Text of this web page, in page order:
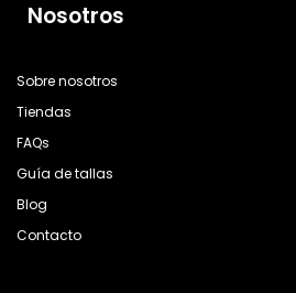
Nosotros
Sobre nosotros
Tiendas
FAQs
Guía de tallas
Blog
Contacto